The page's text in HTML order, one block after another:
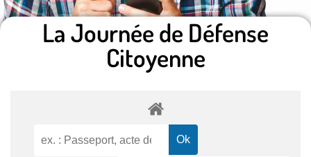
La Journée de Défense
Citoyenne